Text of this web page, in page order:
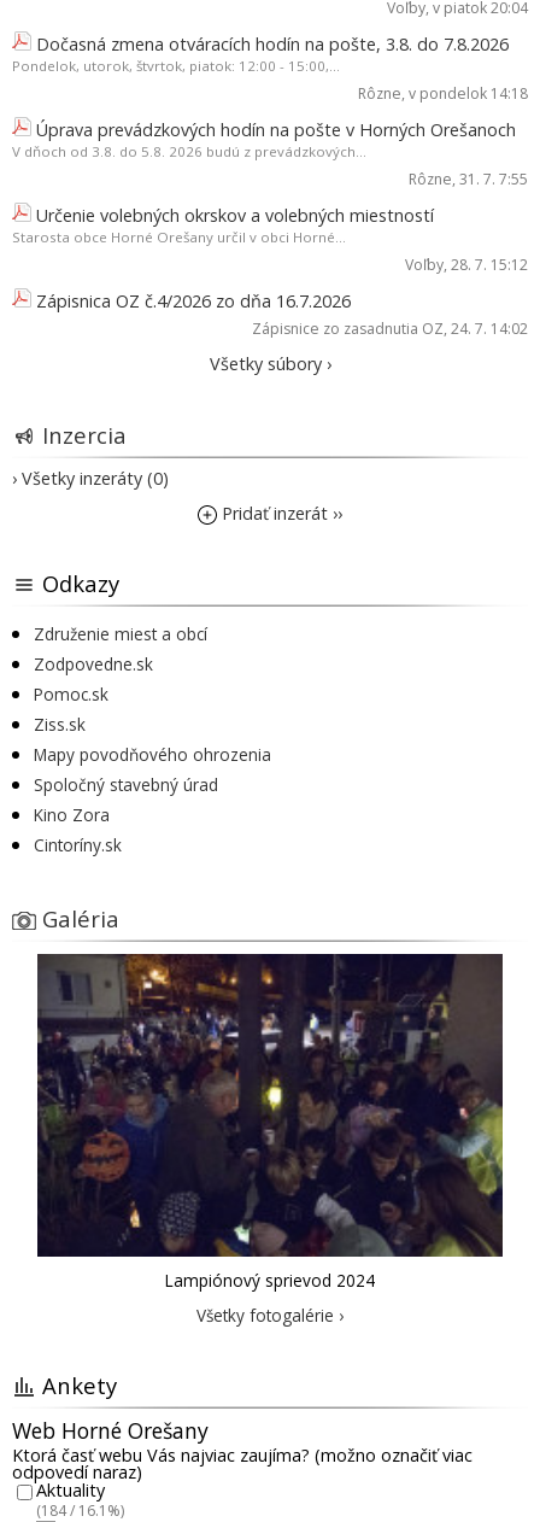
Voľby, v piatok 20:04
Dočasná zmena otváracích hodín na pošte, 3.8. do 7.8.2026
Pondelok, utorok, štvrtok, piatok: 12:00 - 15:00,...
Rôzne, v pondelok 14:18
Úprava prevádzkových hodín na pošte v Horných Orešanoch
V dňoch od 3.8. do 5.8. 2026 budú z prevádzkových...
Rôzne, 31. 7. 7:55
Určenie volebných okrskov a volebných miestností
Starosta obce Horné Orešany určil v obci Horné...
Voľby, 28. 7. 15:12
Zápisnica OZ č.4/2026 zo dňa 16.7.2026
Zápisnice zo zasadnutia OZ, 24. 7. 14:02
Všetky súbory ›
Inzercia
› Všetky inzeráty (0)
Pridať inzerát ››
Odkazy
Združenie miest a obcí
Zodpovedne.sk
Pomoc.sk
Ziss.sk
Mapy povodňového ohrozenia
Spoločný stavebný úrad
Kino Zora
Cintoríny.sk
Galéria
Lampiónový sprievod 2024
Všetky fotogalérie ›
Ankety
Web Horné Orešany
Ktorá časť webu Vás najviac zaujíma? (možno označiť viac
odpovedí naraz)
Aktuality
(184 / 16.1%)